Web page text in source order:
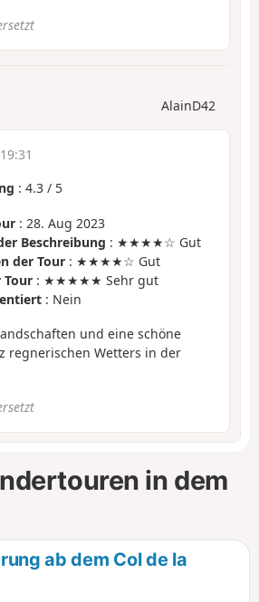
AlainD42
: 4.3 / 5
: 28. Aug 2023
Beschreibung : ★★★★☆ Gut
der Tour : ★★★★☆ Gut
: ★★★★★ Sehr gut
: Nein
und eine schöne
regnerischen Wetters in der
in dem
ab dem Col de la